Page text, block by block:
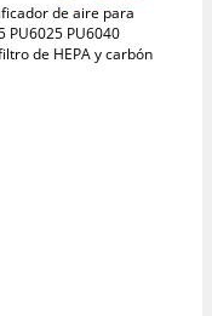
de aire para
PU6025 PU6040
de HEPA y carbón